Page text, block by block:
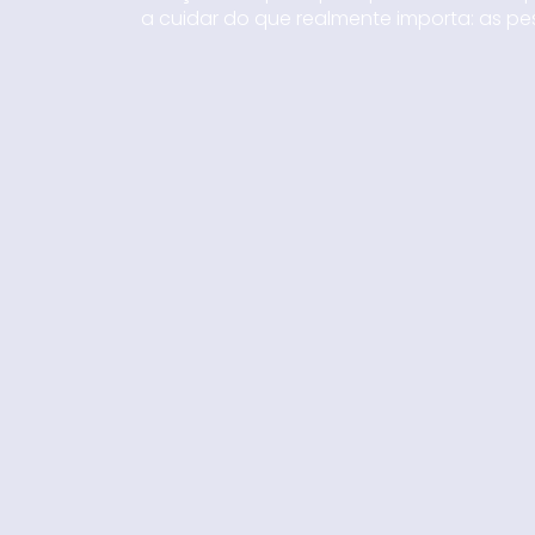
a cuidar do que realmente importa: as